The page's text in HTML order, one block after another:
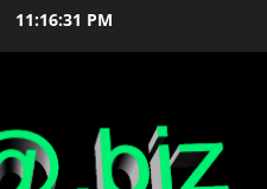
11:16:32 PM